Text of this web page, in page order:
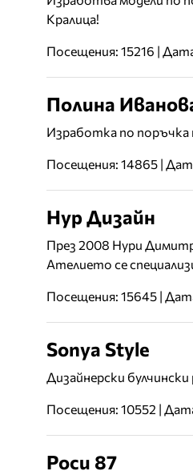
Кралица!
Посещения: 15216 |
Полина
Изработка по поръчка
Посещения: 14865 |
Нур Дизайн
През 2008 Нури
Ателието се
Посещения: 15645 |
Sonya Style
Дизайнерски
Посещения: 10552 |
Роси 87